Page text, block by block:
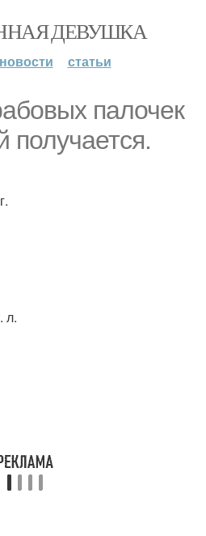
ДЕВУШКА
новости статьи
палочек
получается.
л.